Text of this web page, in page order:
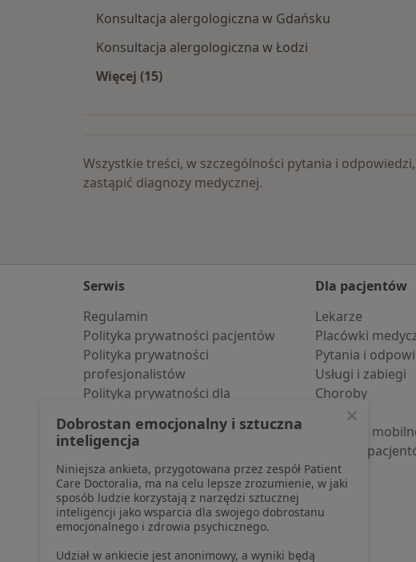
Konsultacja alergologiczna w Gdańsku
Konsultacja alergologiczna w Łodzi
Więcej (15)
Wszystkie treści, w szczególności pytania i
zastąpić diagnozy medycznej.
Serwis
Regulamin
Polityka prywatności pacjentów
Polityka prywatności
profesjonalistów
Polityka prywatności dla
pozyskaliśmy samodzielnie
Polityka cookies
Jak działają wyniki wyszukiwania
Dostępność
O nas
Praca Rekrutujemy!
Partnerzy
Dla pacjentów
Lekarze
Placówki
Pytania i
Usługi i zabiegi
Choroby
Pomoc
Aplikacje
Blog dla
Dobrostan emocjonalny i sztuczna
inteligencja
Niniejsza ankieta, przygotowana przez zespół Patient
Care Doctoralia, ma na celu lepsze zrozumienie, w jaki
sposób ludzie korzystają z narzędzi sztucznej
inteligencji jako wsparcia dla swojego dobrostanu
emocjonalnego i zdrowia psychicznego.
Udział w ankiecie jest anonimowy, a wyniki będą